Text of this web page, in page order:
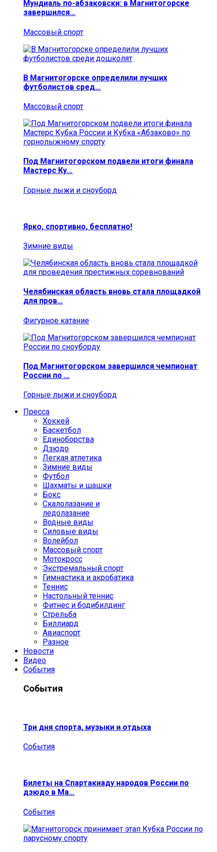
Мундиаль по-абзаковски: в Магнитогорске
завершился…
Массовый спорт
В Магнитогорске определили лучших
футболистов сред…
Массовый спорт
Под Магнитогорском подвели итоги финала
Мастерс Ку…
Горные лыжи и сноуборд
Ярко, спортивно, бесплатно!
Зимние виды
Челябинская область вновь стала площадкой
для пров…
Фигурное катание
Под Магнитогорском завершился чемпионат
России по …
Горные лыжи и сноуборд
Пресса
Хоккей
Баскетбол
Единоборства
Дзюдо
Легкая атлетика
Зимние виды
Футбол
Шахматы и шашки
Бокс
Скалолазание и
ледолазание
Водные виды
Силовые виды
Волейбол
Массовый спорт
Мотокросс
Экстремальный спорт
Гимнастика и акробатика
Теннис
Настольный теннис
Фитнес и бодибилдинг
Стрельба
Биллиард
Авиаспорт
Разное
Новости
Видео
События
События
Три дня спорта, музыки и отдыха
События
Билеты на Спартакиаду народов России по
дзюдо в Ма…
События